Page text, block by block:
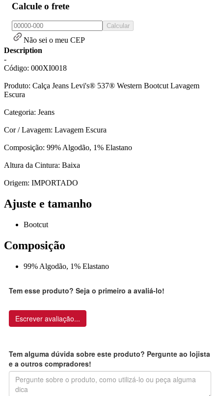
Calcule o frete
Calcular
Não sei o meu CEP
Description
-
Código: 000XI0018
Produto: Calça Jeans Levi's® 537® Western Bootcut Lavagem
Escura
Categoria: Jeans
Cor / Lavagem: Lavagem Escura
Composição: 99% Algodão, 1% Elastano
Altura da Cintura: Baixa
Origem: IMPORTADO
Ajuste e tamanho
Bootcut
Composição
99% Algodão, 1% Elastano
Tem esse produto? Seja o primeiro a avaliá-lo!
Escrever avaliação...
Tem alguma dúvida sobre este produto? Pergunte ao lojista
e a outros compradores!